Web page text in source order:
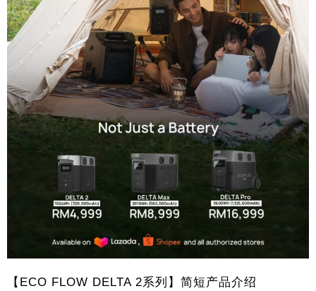
【ECO FLOW DELTA 2系列】简短产品介绍